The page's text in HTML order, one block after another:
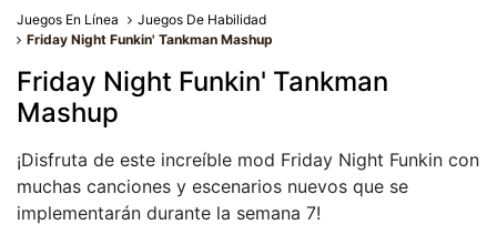
Juegos En Línea
Juegos De Habilidad
Friday Night Funkin' Tankman Mashup
Friday Night Funkin' Tankman
Mashup
¡Disfruta de este increíble mod Friday Night Funkin con
muchas canciones y escenarios nuevos que se
implementarán durante la semana 7!